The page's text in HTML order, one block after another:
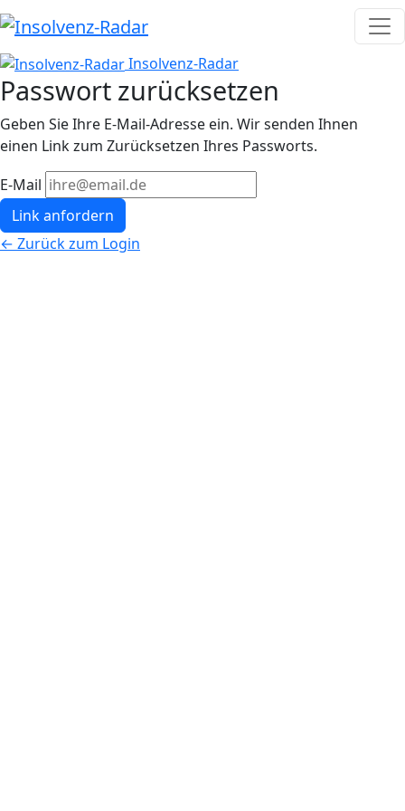
Insolvenz-Radar
Passwort zurücksetzen
Geben Sie Ihre E-Mail-Adresse ein. Wir senden Ihnen
einen Link zum Zurücksetzen Ihres Passworts.
E-Mail
← Zurück zum Login